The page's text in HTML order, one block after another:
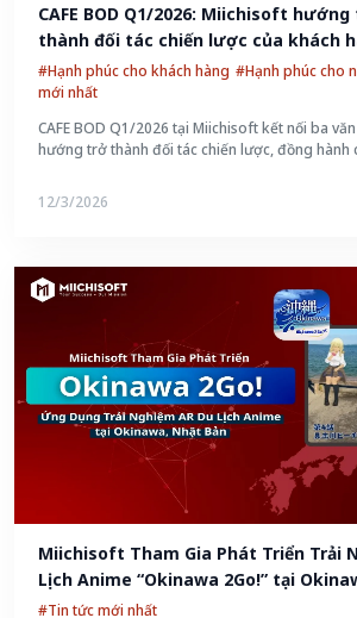
CAFE BOD Q1/2026: Miichisoft
thành đối tác chiến lược của khách
#Hạnh phúc cho khách hàng #Hạnh phúc cho
mới nhất
CAFE BOD Q1/2026 tại Miichisoft kết nối ba
hướng trở thành đối tác chiến lược, đồng hành
12/3/2026
Miichisoft Tham Gia Phát Triển Trải
Lịch Anime “Okinawa 2Go!” tại
#Tin tức mới nhất